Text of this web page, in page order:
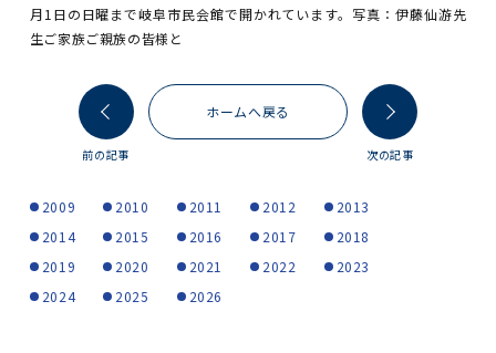
月1日の日曜まで岐阜市民会館で開かれています。写真：伊藤仙游先
生ご家族ご親族の皆様と
前の記事
ホームへ戻る
次の記事
2009 2010 2011 2012
2013
2014
2015 2016 2017
2018
2019
2020 2021 2022
2023
2024
2025 2026